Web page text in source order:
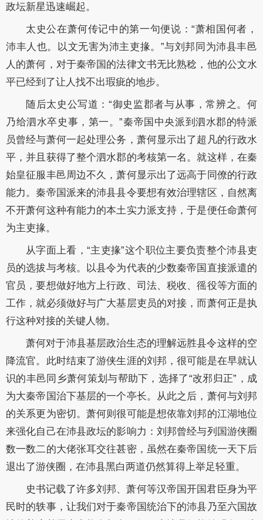
政坛新星迅速崛起。
太史公在萧何传记中的第一句便说：“萧相国何者，
沛丰人也。以文无害为沛主吏掾。”与刘邦同为沛县丰邑
人的萧何，对于秦帝国的法律文书无比熟稔，他的公文水
平已经到了让人找不出瑕疵的地步。
随后太史公写道：“御史监郡者与从事，常辨之。何
乃给泗水卒史事，第一。”秦帝国中央派到泗水郡的特派
员曾经与萧何一起处理公务，萧何显示出了超凡的行政水
平，并且获得了整个泗水郡的考核第一名。就这样，在秦
始皇征服丰邑周边不久，萧何显示出了远高于同僚的行政
能力。秦帝国派来的沛县县令要想有效治理辖区，自然离
不开萧何这种有能力的本土实力派支持，于是便任命萧何
为主吏掾。
从字面上看，“主吏掾”这个职位主要负责整个沛县吏
员的选拔与考核。以县令为代表的少数秦帝国直接派遣的
官员，要想做好地方上行政、司法、税收、徭役等方面的
工作，就必须做好与广大基层吏员的对接，而萧何正是执
行这种对接的关键人物。
萧何对于沛县基层政治生态的理解远胜县令这样的空
降流官。此时结束了游侠生涯的刘邦，很可能是在早就认
识的丰邑同乡萧何策划与帮助下，选择了“改邪归正”，成
为大秦帝国治下基层的一个亭长。从此之后，萧何与刘邦
的关系更为密切。萧何则很可能是想依靠刘邦的江湖地位
来强化自己在沛县政坛的影响力：刘邦曾经与列国游侠圈
数一数二的大佬张耳交往甚密，虽然在秦帝国统一天下后
退出了游侠圈，在沛县黑白两道仍然算得上举足轻重。
史书记载了许多刘邦、萧何等汉帝国开国君臣身为平
民时的轶事，让我们对于秦帝国统治下的沛县乃至六国故